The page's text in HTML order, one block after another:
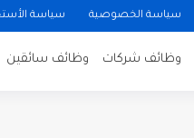
سياسة الخصوصية سياسة
وظائف شركات وظائف سائقين